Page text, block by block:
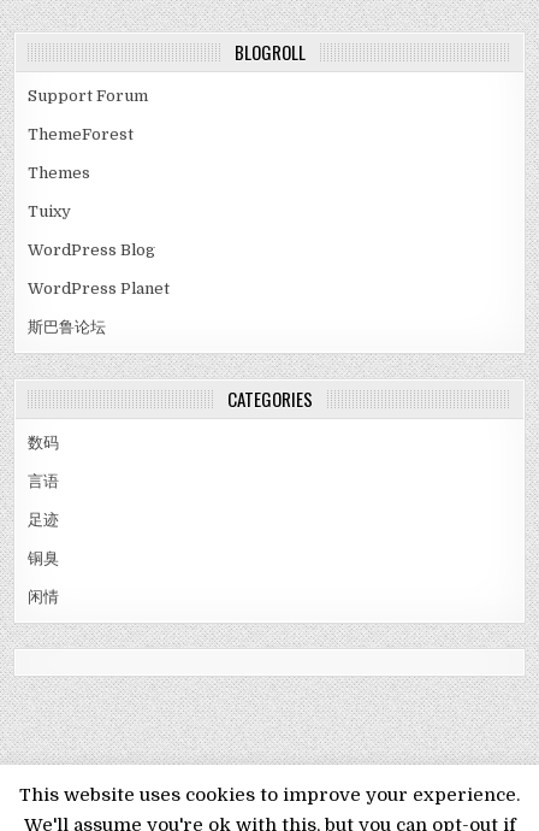
BLOGROLL
Support Forum
ThemeForest
Themes
Tuixy
WordPress Blog
WordPress Planet
斯巴鲁论坛
CATEGORIES
数码
言语
足迹
铜臭
闲情
MENU
This website uses cookies to improve your experience.
We'll assume you're ok with this, but you can opt-out if